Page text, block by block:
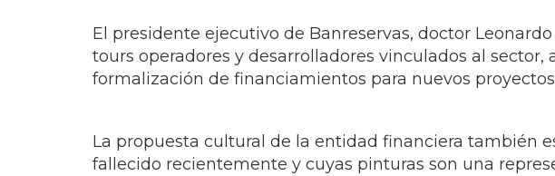
El presidente ejecutivo de Banreservas, doctor
tours operadores y desarrolladores vinculados al
formalización de financiamientos para nuevos
La propuesta cultural de la entidad financiera también
fallecido recientemente y cuyas pinturas son una